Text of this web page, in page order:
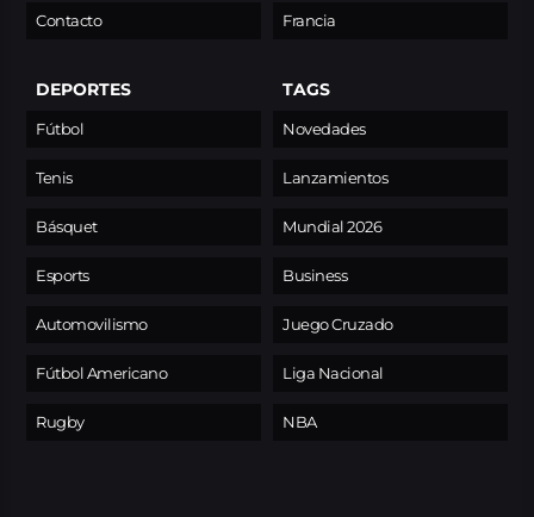
Contacto Francia
DEPORTES
Fútbol
Tenis
Básquet
Esports
Automovilismo
Fútbol Americano
Rugby
TAGS
Novedades
Lanzamientos
Mundial 2026
Business
Juego Cruzado
Liga Nacional
NBA